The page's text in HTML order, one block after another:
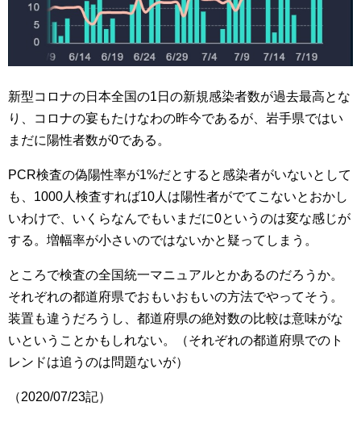
新型コロナの日本全国の1日の新規感染者数が過去最高とな
り、コロナの宴もたけなわの昨今であるが、岩手県ではい
まだに陽性者数が0である。
PCR検査の偽陽性率が1%だとすると感染者がいないとして
も、1000人検査すれば10人は陽性者がでてこないとおかし
いわけで、いくらなんでもいまだに0というのは変な感じが
する。増幅率が小さいのではないかと疑ってしまう。
ところで検査の全国統一マニュアルとかあるのだろうか。
それぞれの都道府県でおもいおもいの方法でやってそう。
装置も違うだろうし、都道府県の絶対数の比較は意味がな
いということかもしれない。（それぞれの都道府県でのト
レンドは追うのは問題ないが）
（2020/07/23記）